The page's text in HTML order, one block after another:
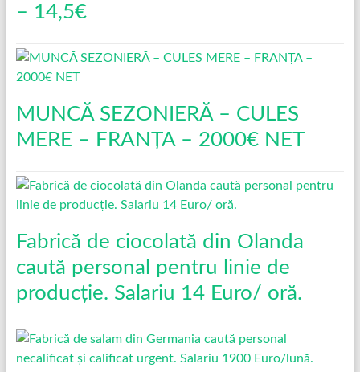
– 14,5€
MUNCĂ SEZONIERĂ – CULES
MERE – FRANȚA – 2000€ NET
Fabrică de ciocolată din Olanda
caută personal pentru linie de
producție. Salariu 14 Euro/ oră.